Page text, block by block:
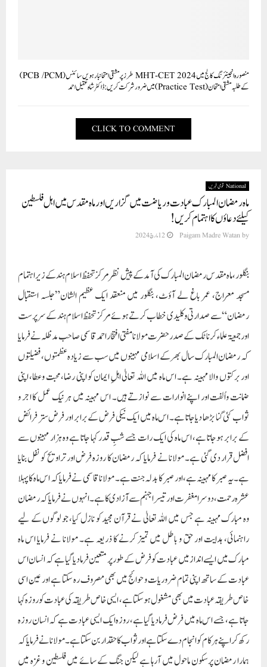
منصورہ انجینئرنگ کالج میں MHT-CET 2024 طرز پر مشقی امتحانبارہویں سائنس(PCB /PCM)
کے طلبہ مشقی امتحان(Practice Test) میں ضرور شرکت کریں: ڈاکٹر شاہ عقیل احمد
CLICK TO COMMENT
National قومی خبریں
ماہ رمضان المبارک عبادت و ریاضت میں گزاریں اور ماہ مقدس میں اہل فلسطین
کیلئے دعاؤں کا اہتمام کریں!
by
Paigam Madre Watan 12 مارچ 2024
بنگلور، ماہ مقدس رمضان المبارک کی آمد کے پیش نظر مرکز تحفظ اسلام ہند کے زیر اہتمام
مسجد معراج، عمر باغ لے آؤٹ، بنگلور میں منعقد ایک عظیم الشان”جلسہ استقبال
رمضان“ سے صدارتی و کلیدی خطاب کرتے ہوئے مرکز تحفظ اسلام ہند کے سرپرست
اور جمعیۃ علماء کرناٹک کے صدر حضرت مولانا مفتی افتخار احمد قاسمی صاحب مدظلہ نے فرمایا
کہ رمضان المبارک سال بھر کے اسلامی مہینوں میں سب سے زیادہ عظمتوں، فضیلتوں
اور برکتوں والا مہینہ ہے۔ اس ماہ میں اللہ تعالیٰ اہلِ ایمان کو اپنی رضا، محبت وعطا، اپنی
ضمانت واُلفت اور اپنے انوارات سے نوازتے ہیں۔ اس مہینہ میں ہر نیک عمل کا اجر و
ثواب کئی گنا بڑھا دیا جاتا ہے۔ اس ماہ میں ایک نیکی فرض کے برابر اور فرض ستر فرائض
کے برابر ہوجاتا ہے، اس ماہ کی ایک رات جسے شبِ قدر کہا جاتا ہے وہ ہزار مہینوں سے
افضل قرار دی گئی ہے۔ مولانا نے فرمایا کہ رمضان کا روزہ فرض اور تراویح کو نفل بنایا
ہے۔ یہ صبر کا مہینہ ہے، اور صبر کا بدلہ جنت ہے۔ مولانا قاسمی نے فرمایا کہ اس ماہ کا پہلا
عشرہ رحمت، دوسرا مغفرت اور تیسرا جہنم سے آزادی کا ہے۔ انہوں نے فرمایا کہ رمضان
وہ مبارک مہینہ ہے جس میں اللہ تعالیٰ نے قرآن مجید کو نازل کیا، جو لوگوں کے لیے
راہنمائی، ہدایت اور حق و باطل میں تمیز کرنے کا ذریعہ ہے۔ مولانا نے فرمایا اس ماہ
مبارک میں ایسے انداز میں عبادت کو فرض کے طور پر متعین فرما دیا گیا ہے کہ انسان اس
عبادت کے ساتھ اپنی تمام ضروریات و حوائج میں بھی مصروف رہ سکتا ہے اور عین اسی
خاص طریقہ عبادت میں بھی مشغول ہوسکتا ہے، ایسی خاص طریقہ کی عبادت کو روزہ کہا
جاتا ہے، جسے اس ماہ میں فرض فرمادیا گیا ہے، روزہ ایک ایسی عبادت ہے کہ انسان روزہ
رکھ کر اپنے ہر کام کو انجام دے سکتا ہے اور ثواب کا حقدار بن سکتا ہے۔ مولانا نے فرمایا کہ
ہمارا رمضان پرسکون ماحول میں آرہا ہے لیکن جنگ کے سائے میں فلسطین و غزہ میں